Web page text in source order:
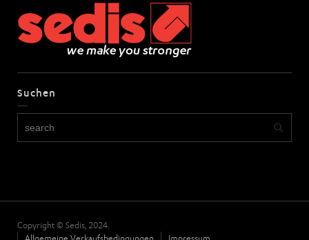
Suchen
Copyright © Sedis, 2024.